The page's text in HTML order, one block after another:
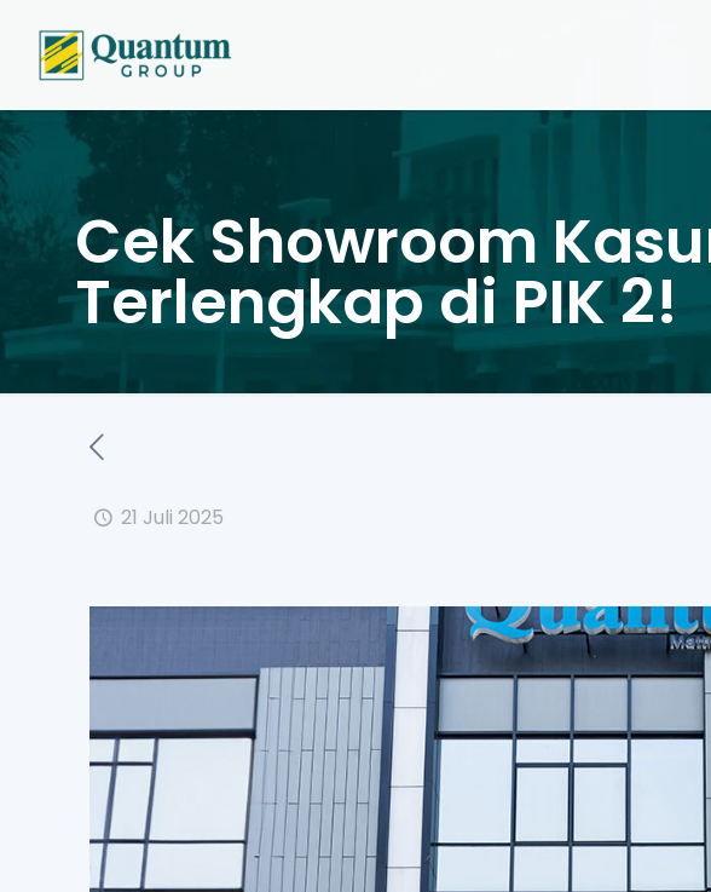
Cek Showroom
Terlengkap di PIK 2!
21 Juli 2025